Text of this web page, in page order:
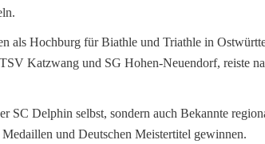
als Hochburg für Biathle und Triathle in
Katzwang und SG Hohen-Neuendorf, reiste
SC Delphin selbst, sondern auch Bekannte
und Deutschen Meistertitel gewinnen.